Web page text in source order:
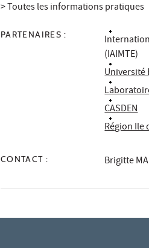
> Toutes les informations pratiques
PARTENAIRES :
(IAIMTE)
Université
CASDEN
Région Ile
CONTACT : Brigitte